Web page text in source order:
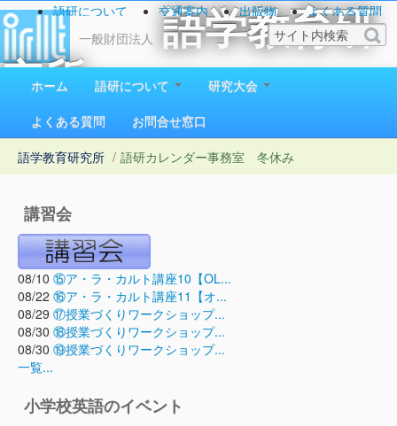
一般財団法人
語学教育研
究所
1923（大正12）年創立
語研について 交通案内 出版物
よくある質問
お問い合わせ
ホーム 語研について
研究大会
よくある質問
お問合せ窓口
語学教育研究所 / 語研カレンダー事務室 冬休み
講習会
08/10 ⑮ア・ラ・カルト講座10【OL...
08/22 ⑯ア・ラ・カルト講座11【オ...
08/29 ⑰授業づくりワークショップ...
08/30 ⑱授業づくりワークショップ...
08/30 ⑲授業づくりワークショップ...
一覧...
小学校英語のイベント